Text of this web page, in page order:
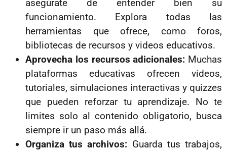
asegúrate de entender bien su
funcionamiento. Explora todas las
herramientas que ofrece, como foros,
bibliotecas de recursos y videos educativos.
Aprovecha los recursos adicionales: Muchas
plataformas educativas ofrecen videos,
tutoriales, simulaciones interactivas y quizzes
que pueden reforzar tu aprendizaje. No te
limites solo al contenido obligatorio, busca
siempre ir un paso más allá.
Organiza tus archivos: Guarda tus trabajos,